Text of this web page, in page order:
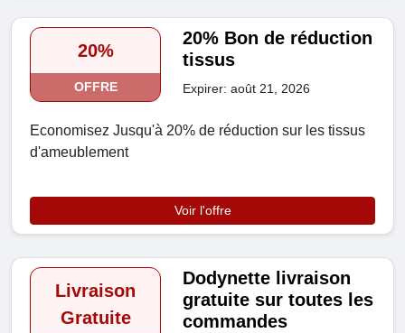
20%
OFFRE
20% Bon de réduction
tissus
Expirer: août 21, 2026
Economisez Jusqu'à 20% de réduction sur les tissus
d'ameublement
Voir l'offre
Livraison
Gratuite
Dodynette livraison
gratuite sur toutes les
commandes